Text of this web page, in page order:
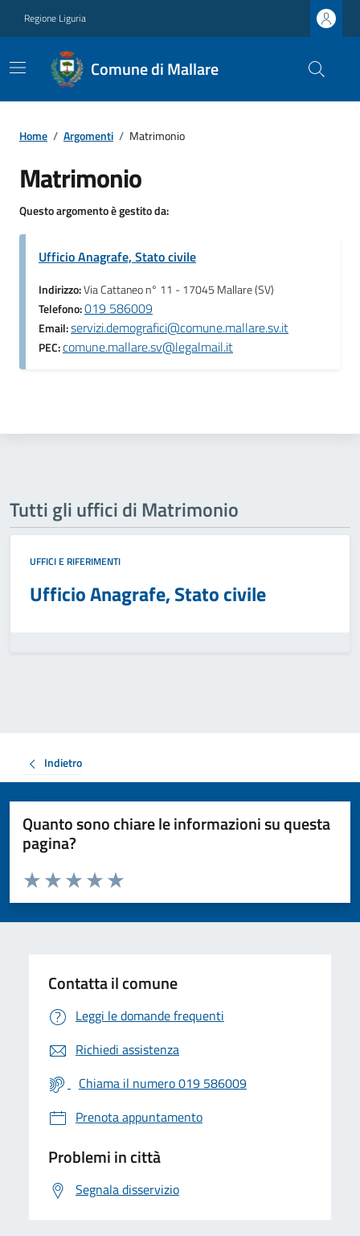
Regione Liguria
Comune di Mallare
Home / Argomenti / Matrimonio
Matrimonio
Questo argomento è gestito da:
Ufficio Anagrafe, Stato civile
Indirizzo:Via Cattaneo n° 11 - 17045 Mallare (SV)
Telefono:019 586009
Email:servizi.demografici@comune.mallare.sv.it
PEC:comune.mallare.sv@legalmail.it
Tutti gli uffici di Matrimonio
UFFICI E RIFERIMENTI
Ufficio Anagrafe, Stato civile
Indietro
Quanto sono chiare le informazioni su questa
pagina?
Valuta da 1 a 5 stelle la pagina
Valuta 5 stelle su 5
Valuta 4 stelle su 5
Valuta 3 stelle su 5
Valuta 2 stelle su 5
Valuta 1 stelle su 5
Contatta il comune
Leggi le domande frequenti
Richiedi assistenza
Chiama il numero 019 586009
Prenota appuntamento
Problemi in città
Segnala disservizio